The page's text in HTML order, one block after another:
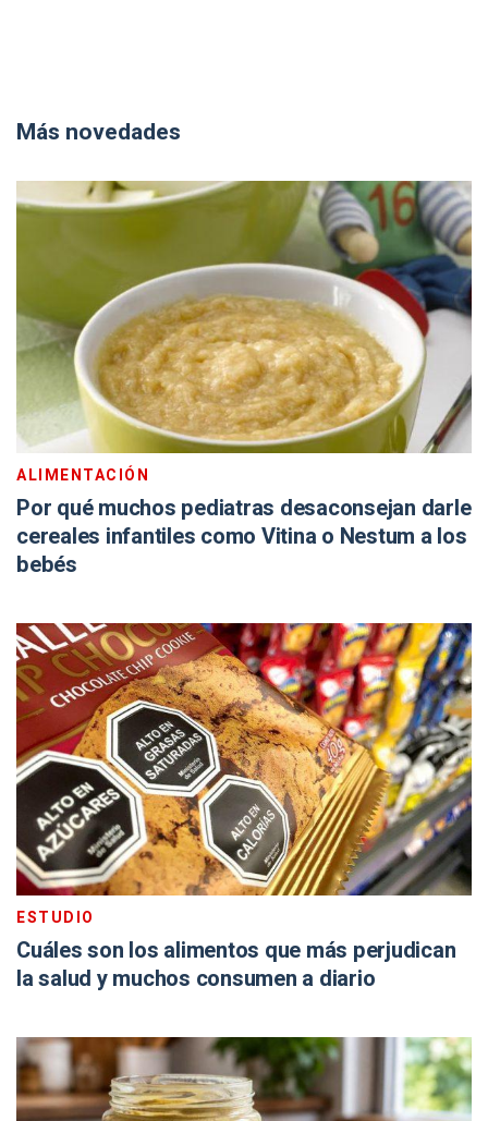
Más novedades
ALIMENTACIÓN
Por qué muchos pediatras desaconsejan darle
cereales infantiles como Vitina o Nestum a los
bebés
ESTUDIO
Cuáles son los alimentos que más perjudican
la salud y muchos consumen a diario